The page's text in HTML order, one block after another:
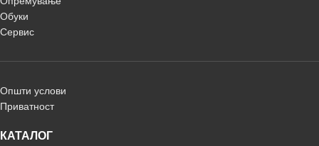
Обуки
Сервис
Општи услови
Приватност
КАТАЛОГ